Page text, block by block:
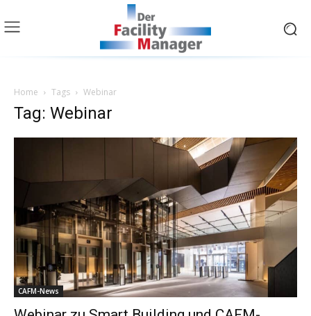
Home Tags Webinar
Tag: Webinar
CAFM-News